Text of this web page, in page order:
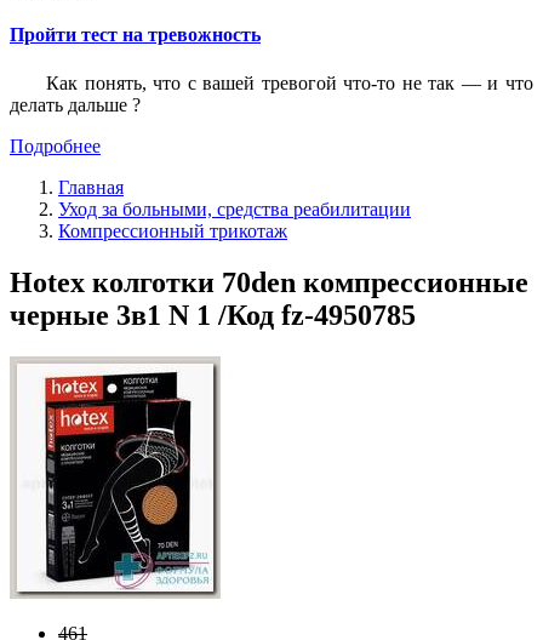
Пройти тест на тревожность
Как понять, что с вашей тревогой что-то не так — и что
делать дальше ?
Подробнее
Главная
Уход за больными, средства реабилитации
Компрессионный трикотаж
Hotex колготки 70den компрессионные
черные 3в1 N 1 /Код fz-4950785
461